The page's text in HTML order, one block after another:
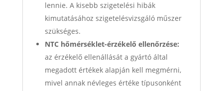
lennie. A kisebb szigetelési hibák
kimutatásához szigetelésvizsgáló műszer
szükséges.
NTC hőmérséklet-érzékelő ellenőrzése:
az érzékelő ellenállását a gyártó által
megadott értékek alapján kell megmérni,
mivel annak névleges értéke típusonként